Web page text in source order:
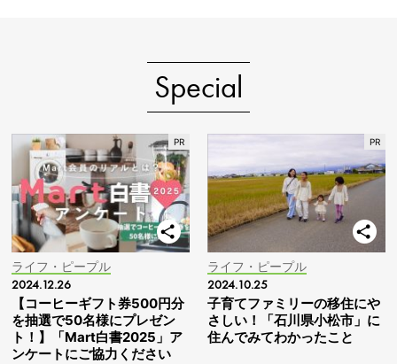
Special
ライフ・ピープル
2024.12.26
【コーヒーギフト券500円分
を抽選で50名様にプレゼン
ト！】「Mart白書2025」ア
ンケートにご協力ください
ライフ・ピープル
2024.10.25
子育てファミリーの移住にや
さしい！「石川県小松市」に
住んでみてわかったこと